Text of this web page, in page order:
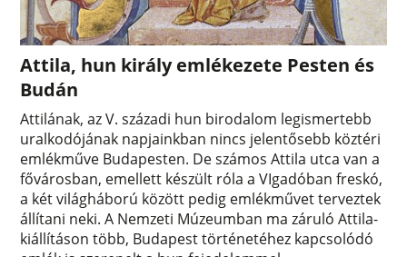
Attila, hun király emlékezete Pesten és
Budán
Attilának, az V. századi hun birodalom legismertebb
uralkodójának napjainkban nincs jelentősebb köztéri
emlékműve Budapesten. De számos Attila utca van a
fővárosban, emellett készült róla a VIgadóban freskó,
a két világháború között pedig emlékművet terveztek
állítani neki. A Nemzeti Múzeumban ma záruló Attila-
kiállításon több, Budapest történetéhez kapcsolódó